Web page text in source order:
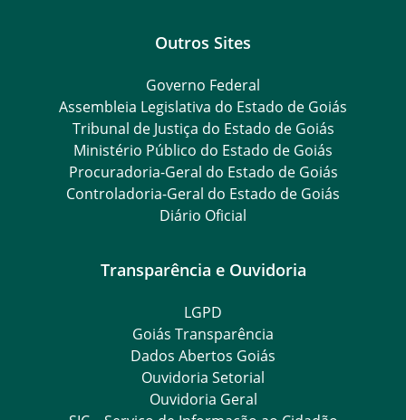
Outros Sites
Governo Federal
Assembleia Legislativa do Estado de Goiás
Tribunal de Justiça do Estado de Goiás
Ministério Público do Estado de Goiás
Procuradoria-Geral do Estado de Goiás
Controladoria-Geral do Estado de Goiás
Diário Oficial
Transparência e Ouvidoria
LGPD
Goiás Transparência
Dados Abertos Goiás
Ouvidoria Setorial
Ouvidoria Geral